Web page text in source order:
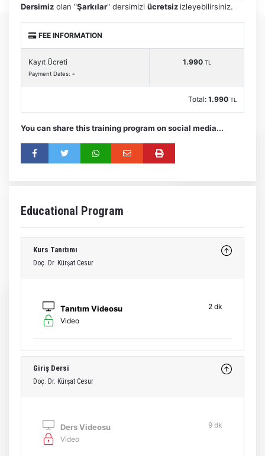
Dersimiz olan "Şarkılar" dersimizi ücretsiz izleyebilirsiniz.
FEE INFORMATION
Kayıt Ücreti
Payment Dates: -
1.990 TL
Total: 1.990 TL
You can share this training program on social media...
Educational Program
Kurs Tanıtımı
Doç. Dr. Kürşat Cesur
Tanıtım Videosu
Video
2 dk
Giriş Dersi
Doç. Dr. Kürşat Cesur
Ders Videosu
Video
9 dk